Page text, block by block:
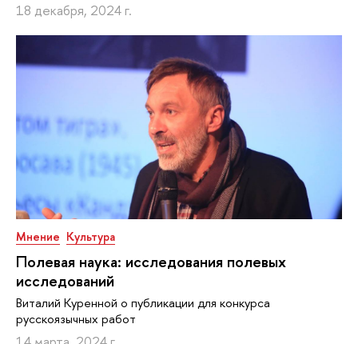
18 декабря, 2024 г.
Мнение Культура
Полевая наука: исследования полевых
исследований
Виталий Куренной о публикации для конкурса
русскоязычных работ